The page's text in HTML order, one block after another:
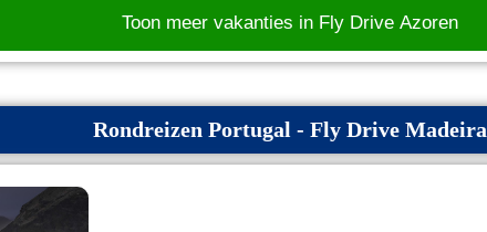
Toon meer vakanties in Fly Drive Azoren
Rondreizen Portugal - Fly Drive Madeira